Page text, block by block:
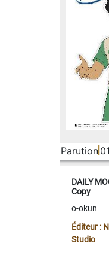
Parution
DAILY
Copy
o-okun
Éditeur :
Studio